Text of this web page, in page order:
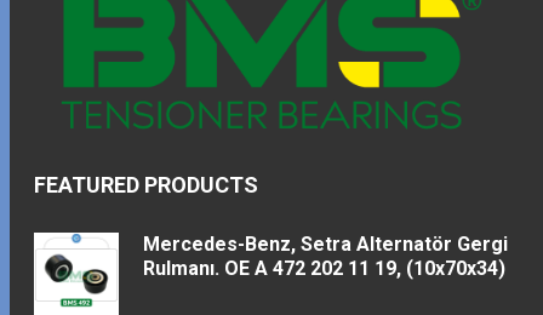
FEATURED PRODUCTS
Mercedes-Benz, Setra Alternatör Gergi
Rulmanı. OE A 472 202 11 19, (10x70x34)